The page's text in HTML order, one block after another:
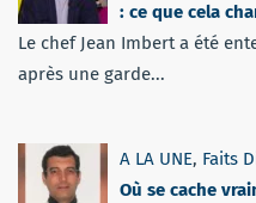
: ce que cela
Le chef Jean Imbert a été
après une garde...
A LA UNE, Faits
Où se cache